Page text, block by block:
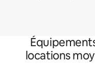
locations